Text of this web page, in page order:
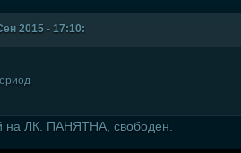
2015 - 17:10:
на ЛК. ПАНЯТНА, свободен.